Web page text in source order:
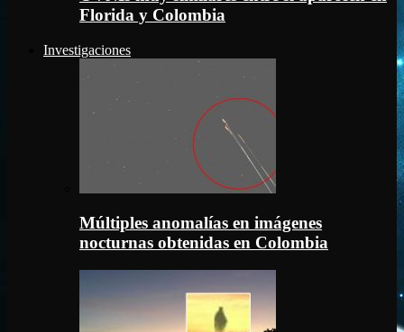
Florida y Colombia
Investigaciones
Múltiples anomalías en imágenes
nocturnas obtenidas en Colombia